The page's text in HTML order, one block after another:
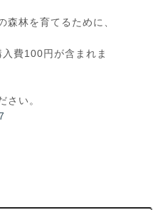
林を育てるために、
費100円が含まれま
さい。